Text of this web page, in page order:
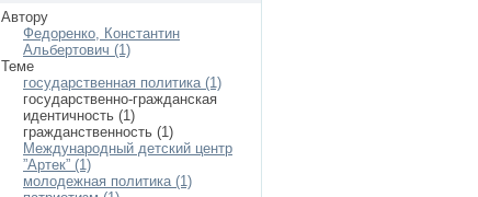
Автору
Федоренко, Константин
Альбертович (1)
Теме
государственная политика (1)
государственно-гражданская
идентичность (1)
гражданственность (1)
Международный детский центр
”Артек” (1)
молодежная политика (1)